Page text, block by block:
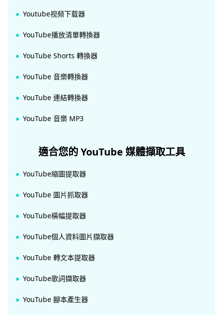
Youtube视频下载器
YouTube播放清單轉換器
YouTube Shorts 轉換器
YouTube 音樂轉換器
YouTube 連結轉換器
YouTube 音樂 MP3
適合您的 YouTube 媒體擷取工具
YouTube縮圖提取器
YouTube 圖片抓取器
YouTube橫幅提取器
YouTube個人資料圖片擷取器
YouTube 轉文本提取器
YouTube歌詞擷取器
YouTube 腳本產生器